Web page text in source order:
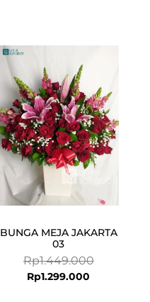
BUNGA MEJA JAKARTA
03
Rp1.449.000
Rp1.299.000
Rp1.299.000.